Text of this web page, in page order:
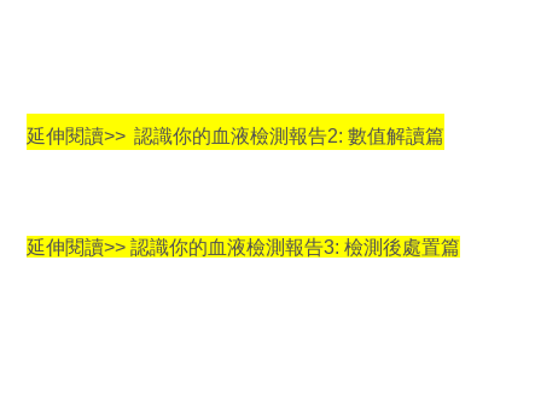
延伸閱讀>> 認識你的血液檢測報告2: 數值解讀篇
延伸閱讀>>認識你的血液檢測報告3: 檢測後處置篇